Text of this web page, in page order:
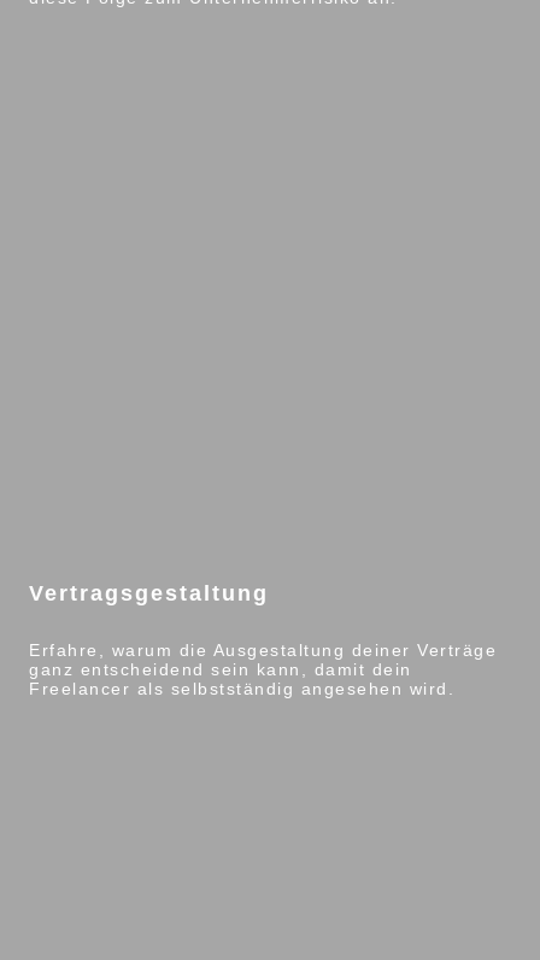
Vertragsgestaltung
Erfahre, warum die Ausgestaltung deiner Verträge
ganz entscheidend sein kann, damit dein
Freelancer als selbstständig angesehen wird.